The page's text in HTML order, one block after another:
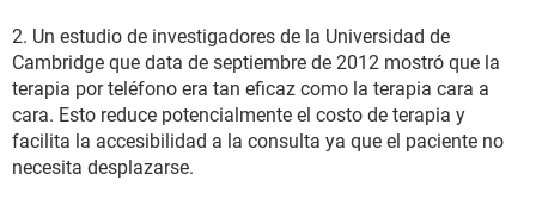
2. Un estudio de investigadores de la Universidad de
Cambridge que data de septiembre de 2012 mostró que la
terapia por teléfono era tan eficaz como la terapia cara a
cara. Esto reduce potencialmente el costo de terapia y
facilita la accesibilidad a la consulta ya que el paciente no
necesita desplazarse.